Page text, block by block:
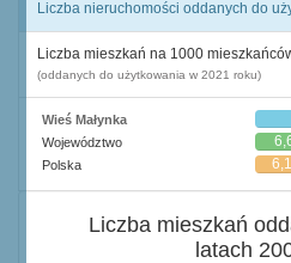
Liczba nieruchomości oddanych do
Liczba mieszkań na 1000
(oddanych do użytkowania w 2021 roku)
Wieś Małynka
Województwo
Polska
Liczba mieszkań
latach